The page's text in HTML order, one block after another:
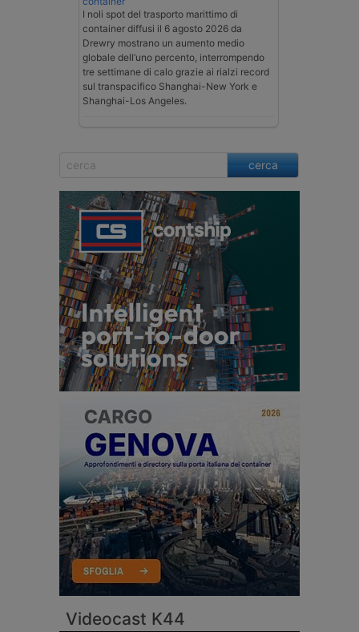
I noli spot del trasporto marittimo di
container diffusi il 6 agosto 2026 da
Drewry mostrano un aumento medio
globale dell’uno percento, interrompendo
tre settimane di calo grazie ai rialzi record
sul transpacifico Shanghai-New York e
Shanghai-Los Angeles.
cerca
Videocast K44